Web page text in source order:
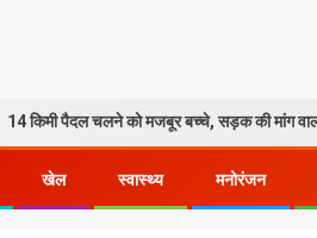
चलने को मजबूर बच्चे, सड़क की मांग वाला वीडियो
खेल स्वास्थ्य मनोरंजन